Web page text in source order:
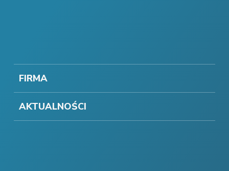
FIRMA
AKTUALNOŚCI